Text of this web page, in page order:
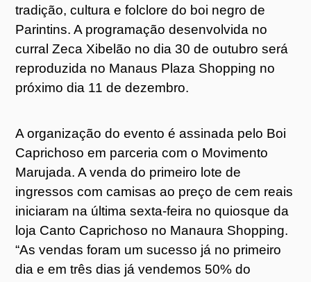
tradição, cultura e folclore do boi negro de
Parintins. A programação desenvolvida no
curral Zeca Xibelão no dia 30 de outubro será
reproduzida no Manaus Plaza Shopping no
próximo dia 11 de dezembro.
A organização do evento é assinada pelo Boi
Caprichoso em parceria com o Movimento
Marujada. A venda do primeiro lote de
ingressos com camisas ao preço de cem reais
iniciaram na última sexta-feira no quiosque da
loja Canto Caprichoso no Manaura Shopping.
“As vendas foram um sucesso já no primeiro
dia e em três dias já vendemos 50% do